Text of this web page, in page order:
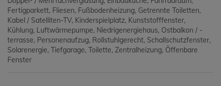
Fertigparkett Fliesen Fußbodenheizung Getrennte Toiletten
Kabel / Satelliten-TV Kinderspielplatz Kunststofffenster
Kühlung Luftwärmepumpe Niedrigenergiehaus Ostbalkon / -
terrasse Personenaufzug Rollstuhlgerecht Schallschutzfenster
Solarenergie Tiefgarage Toilette Zentralheizung Öffenbare
Fenster